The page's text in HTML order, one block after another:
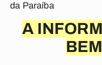
da Paraíba
A